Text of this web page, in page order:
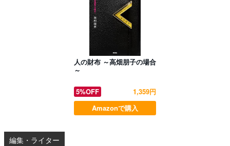
人の財布 ～高畑朋子の場合
～
5%OFF
1,359円
Amazonで購入
編集・ライター